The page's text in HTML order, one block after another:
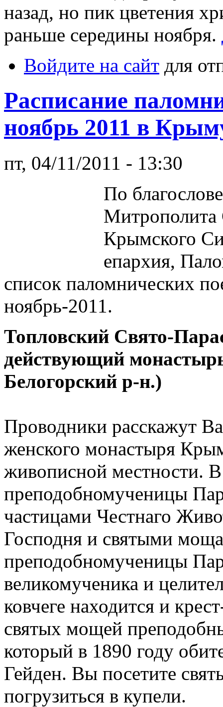
назад, но пик цветения
раньше середины ноября.
Войдите на сайт для
Расписание
ноябрь 2011 в
пт, 04/11/2011 - 13:30
По
Митрополита
Крымского
епархия,
список паломнических
ноябрь-2011.
Топловский Свято-
действующий
Белогорский р-н.)
Проводники расскажут
женского монастыря
живописной местности.
преподобномученицы
частицами Честнаго
Господня и святыми
преподобномученицы
великомученика и
ковчеге находится и
святых мощей
который в 1890 году
Гейден. Вы посетите
погрузиться в купели.